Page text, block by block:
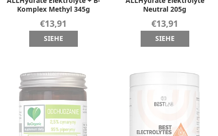
Komplex Methyl 345g
€13,91
SIEHE
Neutral 205g
€13,91
SIEHE